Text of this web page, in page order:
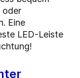
oder
Eine
LED-Leiste